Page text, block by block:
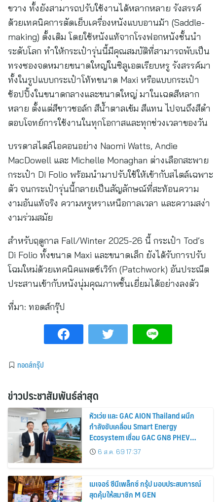
ขวาง ทั้งยังสามารถปรับใช้งานได้หลากหลาย รังสรรค์
ด้วยเทคนิคการตัดเย็บเครื่องหนังแบบอานม้า (Saddle-
making) ดั้งเดิม โดยใช้หนังแท้จากโรงฟอกหนังชั้นนำ
ระดับโลก ทำให้กระเป๋ารุ่นนี้มีคุณสมบัติที่สามารถพับเป็น
ทรงซองจดหมายขนาดใหญ่ในซิลูเอตเรียบหรู รังสรรค์มา
ทั้งในรูปแบบกระเป๋าโท้ทขนาด Maxi หรือแบบกระเป๋า
ช้อปปิ้งในขนาดกลางและขนาดใหญ่ มาในเฉดสีหลาก
หลาย ตั้งแต่สีขาวชอล์ก สีน้ำตาลเข้ม สีแทน ไปจนถึงสีดำ
ตอบโจทย์การใช้งานในทุกโอกาสและทุกช่วงเวลาของวัน
บรรดาสไตล์ไอคอนอย่าง Naomi Watts, Andie
MacDowell และ Michelle Monaghan ต่างเลือกสะพาย
กระเป๋า Di Folio พร้อมนำมาปรับใช้ให้เข้ากับสไตล์เฉพาะ
ตัว จนกระเป๋ารุ่นนี้กลายเป็นสัญลักษณ์ที่สะท้อนความ
งามอันแท้จริง ความหรูหราเหนือกาลเวลา และความสง่า
งามร่วมสมัย
สำหรับฤดูกาล Fall/Winter 2025-26 นี้ กระเป๋า Tod’s
Di Folio ทั้งขนาด Maxi และขนาดเล็ก ยังได้รับการปรับ
โฉมใหม่ด้วยเทคนิคแพตช์เวิร์ก (Patchwork) อันประณีต
ประสานเข้ากับหนังนุ่มคุณภาพชั้นเยี่ยมได้อย่างลงตัว
ที่มา: ทอดส์กรุ๊ป
ทอดส์กรุ๊ป
ข่าวประชาสัมพันธ์ล่าสุด
หัวเว่ย และ GAC AION Thailand ผนึก
กำลังขับเคลื่อน Smart Energy
Ecosystem เชื่อม GAC GN8 PHEV
รถยนต์ MPV ระดับพรีเมียม เข้ากับ
พลังงานแสงอาทิตย์ภายในบ้าน
6 ส.ค. 69 17:37
เมเจอร์ ซีนีเพล็กซ์ กรุ้ป มอบประสบการณ์
สุดคุ้มให้สมาชิก M GEN